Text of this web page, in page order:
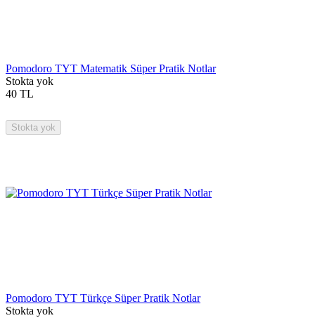
Pomodoro TYT Matematik Süper Pratik Notlar
Stokta yok
40 TL
Stokta yok
Pomodoro TYT Türkçe Süper Pratik Notlar
Stokta yok